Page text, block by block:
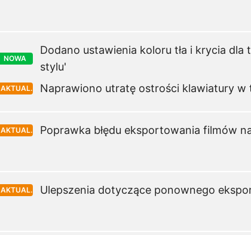
NOWA
Dodano ustawienia koloru tła i krycia dla
stylu'
AKTUAL. Naprawiono utratę ostrości klawiatury w
AKTUAL. Poprawka błędu eksportowania filmów
AKTUAL. Ulepszenia dotyczące ponownego